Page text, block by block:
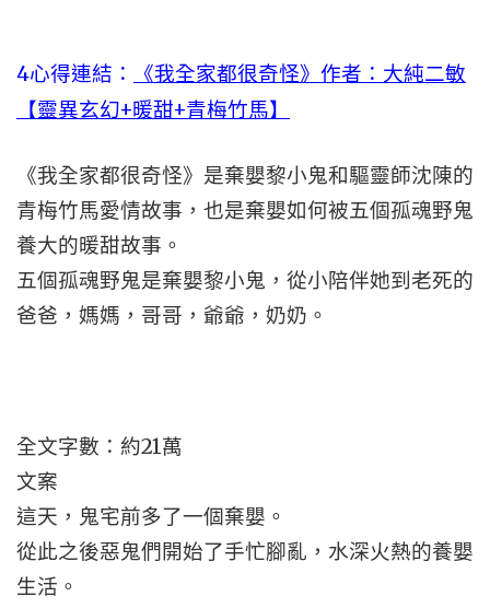
4心得連結：
《我全家都很奇怪》作者：大純二敏
【靈異玄幻+暖甜+青梅竹馬】
《我全家都很奇怪》是棄嬰黎小鬼和驅靈師沈陳的
青梅竹馬愛情故事，也是棄嬰如何被五個孤魂野鬼
養大的暖甜故事。
五個孤魂野鬼是棄嬰黎小鬼，從小陪伴她到老死的
爸爸，媽媽，哥哥，爺爺，奶奶。
全文字數：約21萬
文案
這天，鬼宅前多了一個棄嬰。
從此之後惡鬼們開始了手忙腳亂，水深火熱的養嬰
生活。